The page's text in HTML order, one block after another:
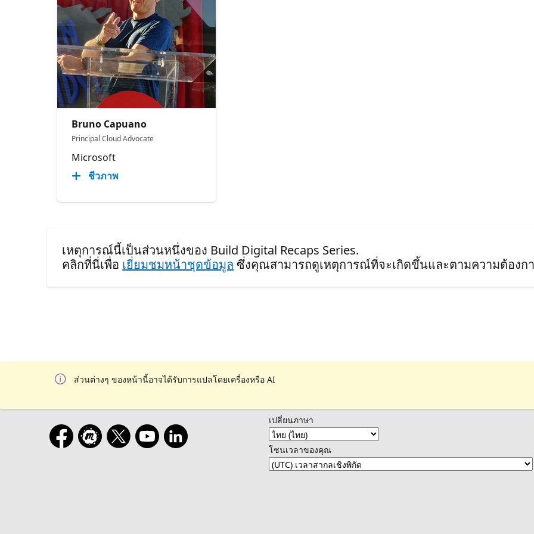
Bruno Capuano
Principal Cloud Advocate
Microsoft
ชีวภาพ
เหตุการณ์นี้เป็นส่วนหนึ่งของ Build Digital Recaps Series.
คลิกที่นี่เพื่อ เยี่ยมชมหน้าชุดข้อมูล ซึ่งคุณสามารถดูเหตุการณ์ที่จะเกิดขึ้นและตามความต้องก
ส่วนต่างๆ ของหน้านี้อาจได้รับการแปลโดยเครื่องหรือ AI
เปลี่ยนภาษา
โซนเวลาของคุณ